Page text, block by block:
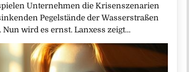
Unternehmen die Krisenszenarien
Pegelstände der Wasserstraßen
Nun wird es ernst. Lanxess zeigt…